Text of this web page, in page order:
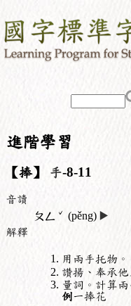
進階學習
【捧】 手-8-11
音讀
ㄆㄥ ˇ (pěng) ▶️
解釋
用兩手托物。
讚揚、奉承
量詞。計算
例一捧花